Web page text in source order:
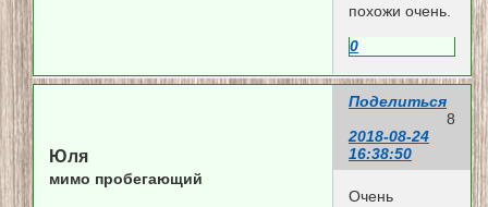
похожи очень.
0
Поделиться
8
2018-08-24
16:38:50
Юля
мимо пробегающий
Очень